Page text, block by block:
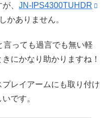
、 JN-IPS4300TUHDR
かありません。
言っても過言でも無い軽
にかなり助かりますね！
レイアームにも取り付け
です。